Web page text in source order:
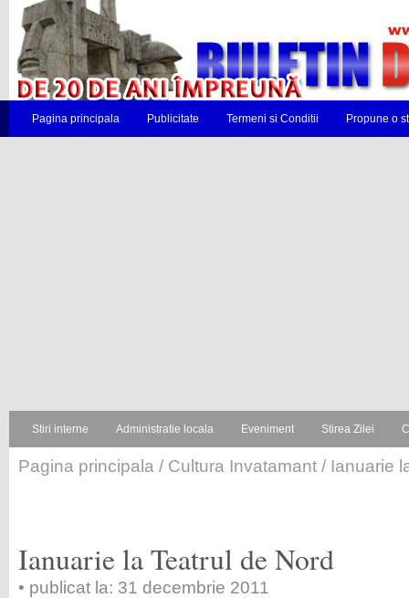
Pagina principala Publicitate Termeni si Conditii Propune o
Stiri interne Administratie locala Eveniment Stirea Zilei
Pagina principala / Cultura Invatamant / Ianuarie
Ianuarie la Teatrul de Nord
• publicat la: 31 decembrie 2011